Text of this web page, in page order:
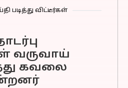
படித்து விட்டீர்கள்
வருவாய்
கவலை